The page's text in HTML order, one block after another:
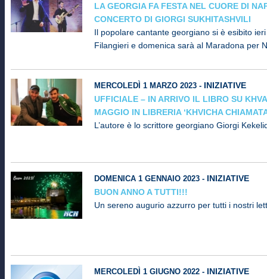
LA GEORGIA FA FESTA NEL CUORE DI
CONCERTO DI GIORGI SUKHITASHVILI
Il popolare cantante georgiano si è esibito ieri
Filangieri e domenica sarà al Maradona per
MERCOLEDÌ 1 MARZO 2023 - INIZIATIVE
UFFICIALE – IN ARRIVO IL LIBRO SU
MAGGIO IN LIBRERIA ‘KHVICHA
L’autore è lo scrittore georgiano Giorgi
DOMENICA 1 GENNAIO 2023 - INIZIATIVE
BUON ANNO A TUTTI!!!
Un sereno augurio azzurro per tutti i nostri
MERCOLEDÌ 1 GIUGNO 2022 - INIZIATIVE